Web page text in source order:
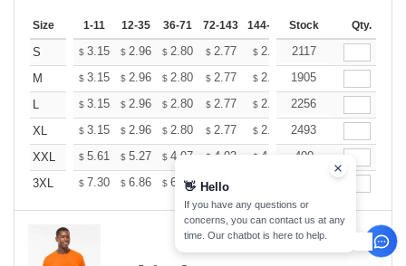
Size 1-11 12-35 36-71 72-143 144-287 288 + More
Stock Qty.
S $ 3.15 $ 2.96 $ 2.80 $ 2.77 $ 2.72 $2.70
2117
M
$ 3.15 $ 2.96 $ 2.80 $ 2.77 $ 2.72 $2.70
1905
L
$ 3.15 $ 2.96 $ 2.80 $ 2.77 $ 2.72 $2.70
2256
XL
$ 3.15 $ 2.96 $ 2.80 $ 2.77 $ 2.72 $2.70
2493
XXL
$ 5.61 $ 5.27 $ 4.97 $ 4.93 $ 4.85 $4.80
490
3XL
$ 7.30 $ 6.86 $ 6.47 $6.41
👋 Hello
If you have any questions or
concerns, you can contact us at any
time. Our chatbot is here to help.